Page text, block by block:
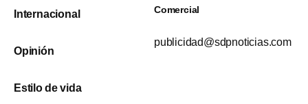
Internacional
Opinión
Estilo de vida
Comercial
publicidad@sdpnoticias.com